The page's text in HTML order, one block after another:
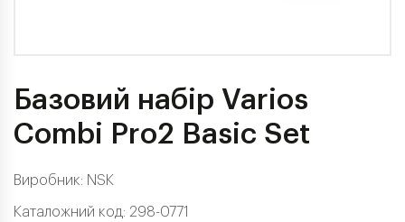
Базовий набір Varios
Combi Pro2 Basic Set
Виробник: NSK
Каталожний код: 298-0771